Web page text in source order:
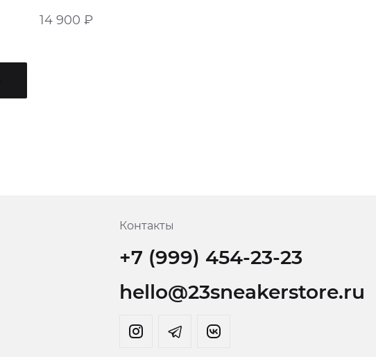
14 900 ₽
Контакты
+7 (999) 454-23-23
hello@23sneakerstore.ru